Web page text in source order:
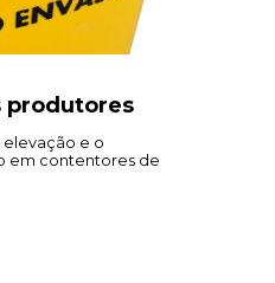
produtores
e o
em contentores de